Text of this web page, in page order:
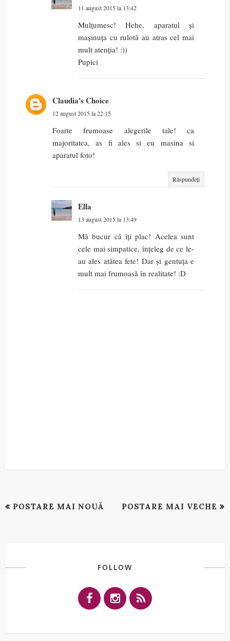
11 august 2015 la 13:42
Mulțumesc! Hehe, aparatul și
mașinuța cu rulotă au atras cel mai
mult atenția! :))
Pupici
Claudia's Choice
12 august 2015 la 22:15
Foarte frumoase alegerile tale! ca
majoritatea, as fi ales si eu masina si
aparatul foto!
Răspundeți
Ella
13 august 2015 la 13:49
Mă bucur că îți plac! Acelea sunt
cele mai simpatice, înțeleg de ce le-
au ales atâtea fete! Dar și gentuța e
mult mai frumoasă în realitate! :D
POSTARE MAI NOUĂ POSTARE MAI VECHE
FOLLOW